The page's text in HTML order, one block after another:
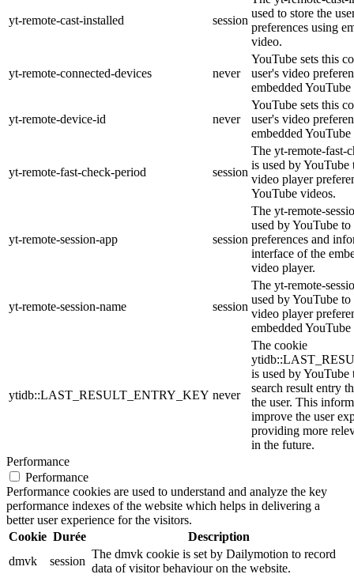
yt-remote-cast-installed session
used to store the
preferences using
video.
yt-remote-connected-devices never
YouTube sets this
user's video
embedded
yt-remote-device-id never
YouTube sets this
user's video
embedded
yt-remote-fast-check-period session
The yt-remote-fast-
is used by YouTube
video player
YouTube videos.
yt-remote-session-app session
The yt-remote-
used by YouTube to
preferences and
interface of the
video player.
yt-remote-session-name session
The yt-remote-
used by YouTube to
video player
embedded
ytidb::LAST_RESULT_ENTRY_KEY never
The cookie
is used by YouTube
search result entry
the user. This
improve the user
providing more
in the future.
Performance
Performance
Performance cookies are used to understand and analyze the key
performance indexes of the website which helps in delivering a
better user experience for the visitors.
Cookie Durée
Description
dmvk
session
The dmvk cookie is set by Dailymotion to record
data of visitor behaviour on the website.